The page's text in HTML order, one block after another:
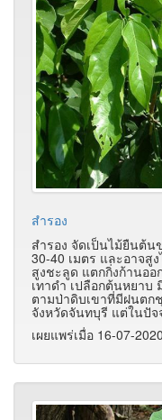
สำรอง
สำรอง จัดเป็นไม้ยืนต้
30-40 เมตร และอาจสู
สูงชะลูด แตกกิ่งก้านอ
เทาดำ เปลือกต้นหยาบ
ตามป่าดิบเขาที่มีฝนตก
จังหวัดจันทบุรี แต่ในปั
เผยแพร่เมื่อ 16-07-